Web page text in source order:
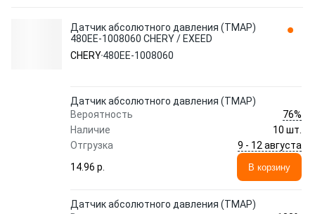
Датчик абсолютного давления (ТМАР)
480EE-1008060 CHERY / EXEED
CHERY480EE-1008060
Датчик абсолютного давления (ТМАР)
Вероятность
76%
Наличие
10 шт.
Отгрузка
9 - 12 августа
14.96 p.
В корзину
Датчик абсолютного давления (ТМАР)